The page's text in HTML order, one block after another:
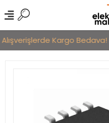
Kargo Bedava!